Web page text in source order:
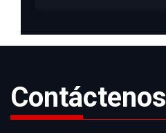
Contáctenos